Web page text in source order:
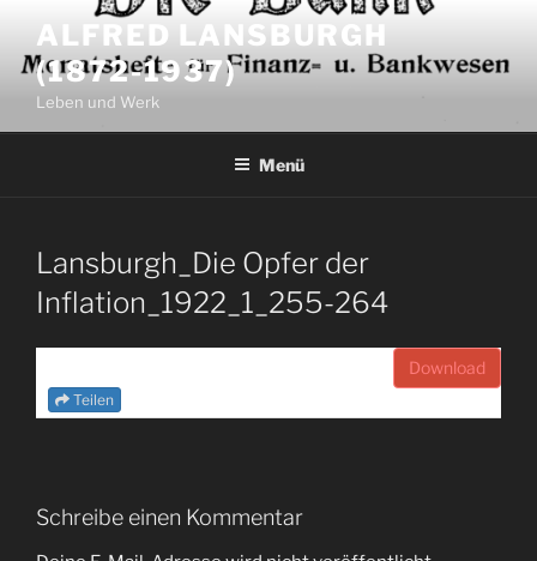
Inhalt
springen
ALFRED LANSBURGH
(1872-1937)
Leben und Werk
Menü
Lansburgh_Die Opfer der
Inflation_1922_1_255-264
Download
Teilen
Schreibe einen Kommentar